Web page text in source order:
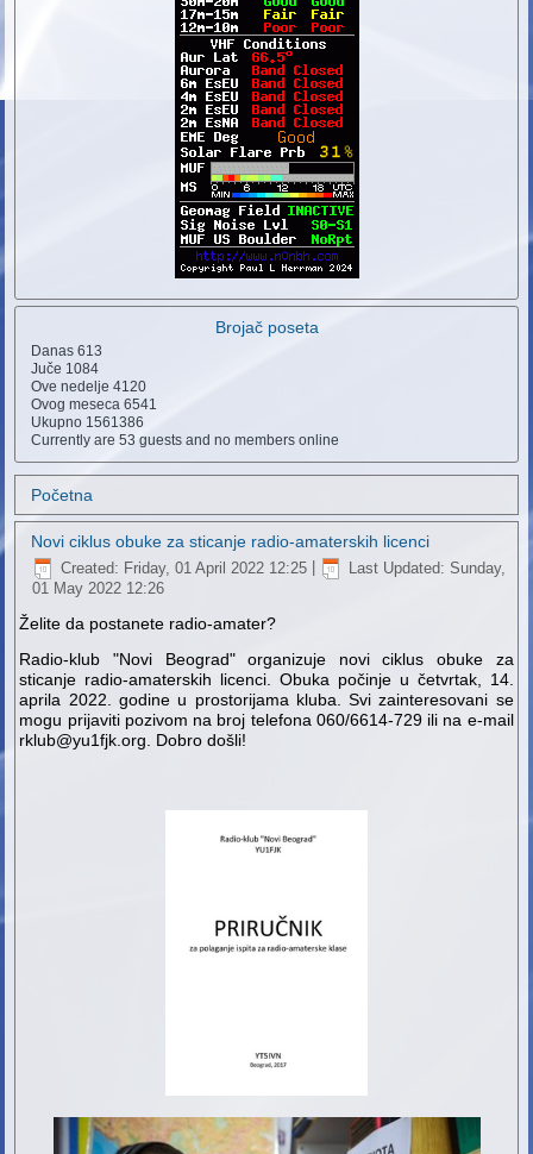
Brojač poseta
Danas613
Juče 1084
Ove nedelje4120
Ovog meseca6541
Ukupno 1561386
Currently are 53 guests and no members online
Početna
Novi ciklus obuke za sticanje radio-amaterskih licenci
Created: Friday, 01 April 2022 12:25
Last Updated: Sunday,
01 May 2022 12:26
Želite da postanete radio-amater?
Radio-klub "Novi Beograd" organizuje novi ciklus obuke za
sticanje radio-amaterskih licenci. Obuka počinje u četvrtak, 14.
aprila 2022. godine u prostorijama kluba. Svi zainteresovani se
mogu prijaviti pozivom na broj telefona 060/6614-729 ili na e-mail
rklub@yu1fjk.org. Dobro došli!